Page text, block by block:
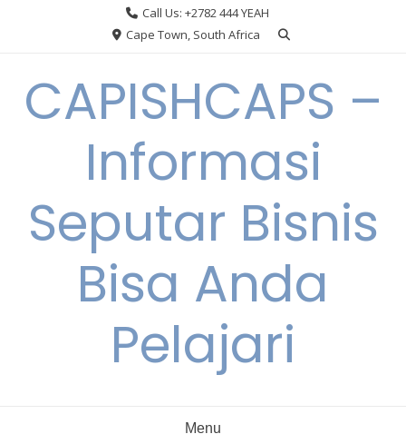
Call Us: +2782 444 YEAH
Cape Town, South Africa
CAPISHCAPS –
Informasi
Seputar Bisnis
Bisa Anda
Pelajari
Menu